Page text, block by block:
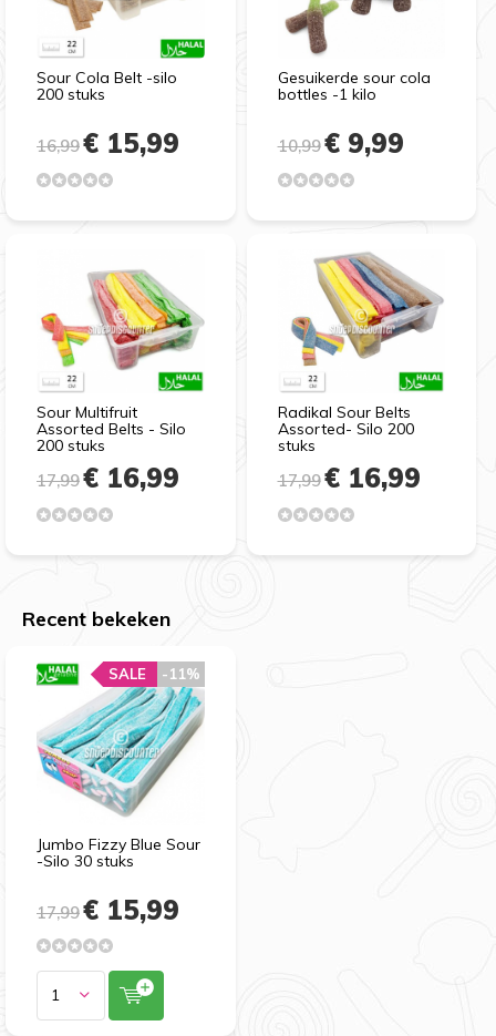
Sour Cola Belt -silo
200 stuks
16,99€ 15,99
Gesuikerde sour cola
bottles -1 kilo
10,99€ 9,99
Sour Multifruit
Assorted Belts - Silo
200 stuks
17,99€ 16,99
Radikal Sour Belts
Assorted- Silo 200
stuks
17,99€ 16,99
Recent bekeken
Jumbo Fizzy Blue Sour
-Silo 30 stuks
-11%
SALE
17,99€ 15,99